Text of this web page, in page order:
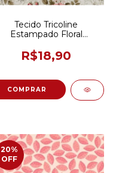
Tecido Tricoline
Estampado Floral
Creme/Rosa 50CM x
150CM
R$18,90
20%
OFF